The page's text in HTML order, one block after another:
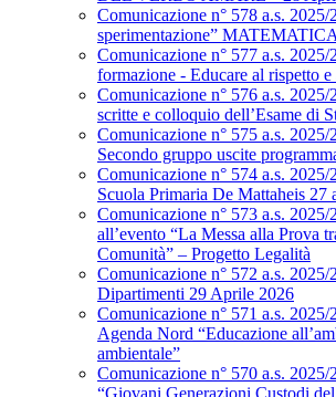
Comunicazione n° 578 a.s. 2025/
sperimentazione”
Comunicazione n° 577 a.s. 2025/
formazione - Educare al rispetto e
Comunicazione n° 576 a.s.
scritte e colloquio dell’Esame di
Comunicazione n° 575 a.s.
Secondo gruppo uscite
Comunicazione n° 574 a.s.
Scuola Primaria De Mattaheis 27
Comunicazione n° 573 a.s. 2025/
all’evento “La Messa alla Prova
Comunità” – Progetto Legalità
Comunicazione n° 572 a.s.
Dipartimenti 29 Aprile 2026
Comunicazione n° 571 a.s.
Agenda Nord “Educazione
ambientale”
Comunicazione n° 570 a.s.